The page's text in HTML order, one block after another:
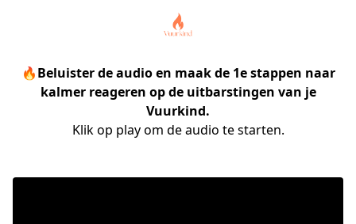
🔥Beluister de audio en maak de 1e stappen naar
kalmer reageren op de uitbarstingen van je
Vuurkind.
Klik op play om de audio te starten.